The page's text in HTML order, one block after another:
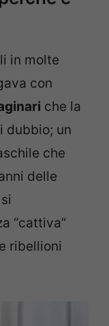
in molte
con
che la
dubbio; un
che
delle
“cattiva”
ribellioni